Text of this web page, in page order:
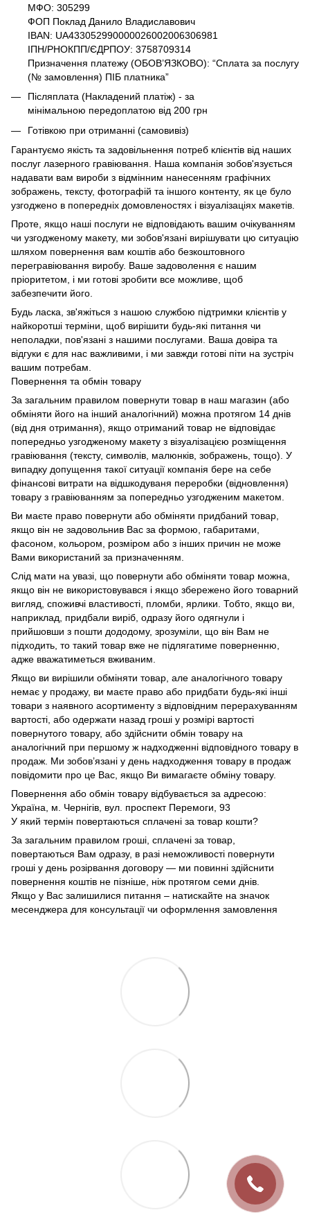
МФО: 305299
ФОП Поклад Данило Владиславович
IBAN: UA433052990000026002006306981
ІПН/РНОКПП/ЄДРПОУ: 3758709314
Призначення платежу (ОБОВ’ЯЗКОВО): “Сплата за послугу
(№ замовлення) ПІБ платника”
Післяплата (Накладений платіж) - за
мінімальною передоплатою від 200 грн
Готівкою при отриманні (самовивіз)
Гарантуємо якість та задовільнення потреб клієнтів від наших
послуг лазерного гравіювання. Наша компанія зобов'язується
надавати вам вироби з відмінним нанесенням графічних
зображень, тексту, фотографій та іншого контенту, як це було
узгоджено в попередніх домовленостях і візуалізаціях макетів.
Проте, якщо наші послуги не відповідають вашим очікуванням
чи узгодженому макету, ми зобов'язані вирішувати цю ситуацію
шляхом повернення вам коштів або безкоштовного
перегравіювання виробу. Ваше задоволення є нашим
пріоритетом, і ми готові зробити все можливе, щоб
забезпечити його.
Будь ласка, зв'яжіться з нашою службою підтримки клієнтів у
найкоротші терміни, щоб вирішити будь-які питання чи
неполадки, пов'язані з нашими послугами. Ваша довіра та
відгуки є для нас важливими, і ми завжди готові піти на зустріч
вашим потребам.
Повернення та обмін товару
За загальним правилом повернути товар в наш магазин (або
обміняти його на інший аналогічний) можна протягом 14 днів
(від дня отримання), якщо отриманий товар не відповідає
попередньо узгодженому макету з візуалізацією розміщення
гравіювання (тексту, символів, малюнків, зображень, тощо). У
випадку допущення такої ситуації компанія бере на себе
фінансові витрати на відшкодуваня переробки (відновлення)
товару з гравіюванням за попередньо узгодженим макетом.
Ви маєте право повернути або обміняти придбаний товар,
якщо він не задовольнив Вас за формою, габаритами,
фасоном, кольором, розміром або з інших причин не може
Вами використаний за призначенням.
Слід мати на увазі, що повернути або обміняти товар можна,
якщо він не використовувався і якщо збережено його товарний
вигляд, споживчі властивості, пломби, ярлики. Тобто, якщо ви,
наприклад, придбали виріб, одразу його одягнули і
прийшовши з пошти дододому, зрозуміли, що він Вам не
підходить, то такий товар вже не підлягатиме поверненню,
адже вважатиметься вживаним.
Якщо ви вирішили обміняти товар, але аналогічного товару
немає у продажу, ви маєте право або придбати будь-які інші
товари з наявного асортименту з відповідним перерахуванням
вартості, або одержати назад гроші у розмірі вартості
повернутого товару, або здійснити обмін товару на
аналогічний при першому ж надходженні відповідного товару в
продаж. Ми зобов’язані у день надходження товару в продаж
повідомити про це Вас, якщо Ви вимагаєте обміну товару.
Повернення або обмін товару відбувається за адресою:
Україна, м. Чернігів, вул. проспект Перемоги, 93
У який термін повертаються сплачені за товар кошти?
За загальним правилом гроші, сплачені за товар,
повертаються Вам одразу, в разі неможливості повернути
гроші у день розірвання договору — ми повинні здійснити
повернення коштів не пізніше, ніж протягом семи днів.
Якщо у Вас залишилися питання – натискайте на значок
месенджера для консультації чи оформлення замовлення